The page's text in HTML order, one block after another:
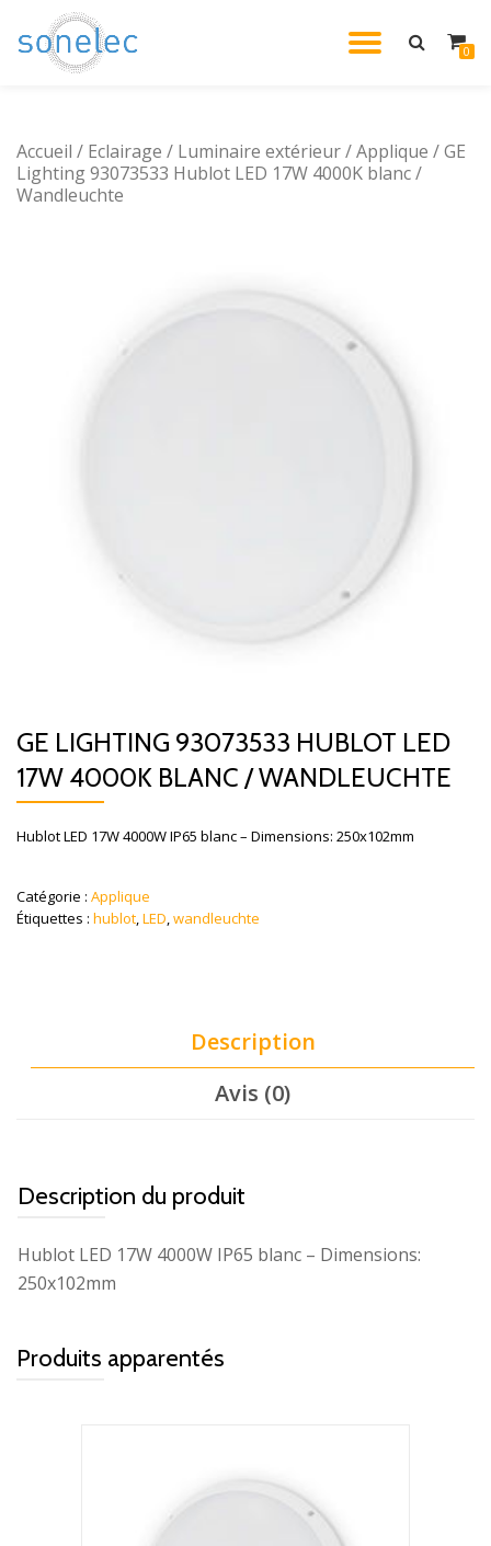
Aller
0
Accueil / Eclairage / Luminaire extérieur/Applique / GE
Lighting 93073533 Hublot LED 17W 4000K blanc /
Wandleuchte
GE LIGHTING 93073533 HUBLOT LED
17W 4000K BLANC / WANDLEUCHTE
Hublot LED 17W 4000W IP65 blanc – Dimensions: 250x102mm
Catégorie : Applique
Étiquettes : hublot,LED,wandleuchte
Description
Avis (0)
Description du produit
Hublot LED 17W 4000W IP65 blanc – Dimensions:
250x102mm
Produits apparentés